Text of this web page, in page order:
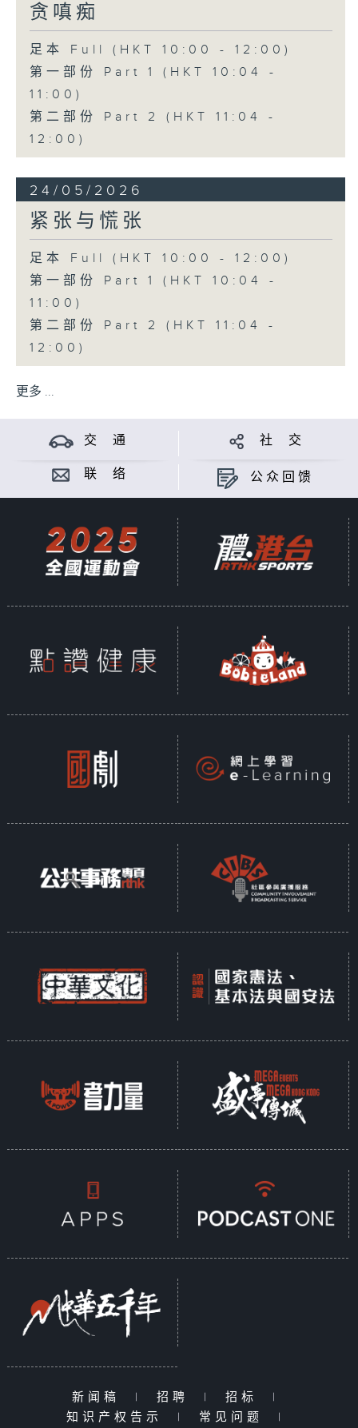
贪嗔痴
足本 Full (HKT 10:00 - 12:00)
第一部份 Part 1 (HKT 10:04 -
11:00)
第二部份 Part 2 (HKT 11:04 -
12:00)
24/05/2026
紧张与慌张
足本 Full (HKT 10:00 - 12:00)
第一部份 Part 1 (HKT 10:04 -
11:00)
第二部份 Part 2 (HKT 11:04 -
12:00)
更多 ...
交 通 社 交
联 络 公众回馈
新闻稿 | 招聘 | 招标
|
知识产权告示
| 常见问题 |